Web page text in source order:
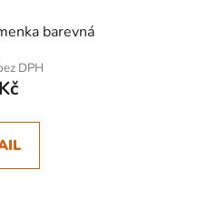
barevná
DPH